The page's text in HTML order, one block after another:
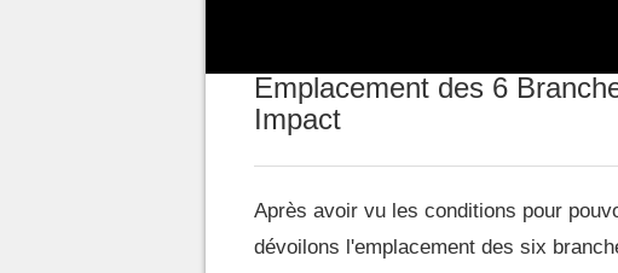
Emplacement des 6
Impact
Après avoir vu les conditions pour
dévoilons l'emplacement des six